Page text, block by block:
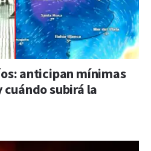
anticipan mínimas
cuándo subirá la